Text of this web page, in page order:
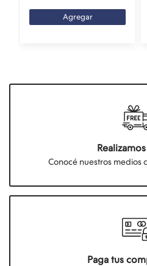
Agregar
Conocé nuestros medios
Paga tus